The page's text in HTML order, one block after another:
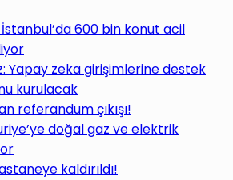
600 bin konut acil
Yapay zeka girişimlerine destek
kurulacak
referandum çıkışı!
doğal gaz ve elektrik
kaldırıldı!